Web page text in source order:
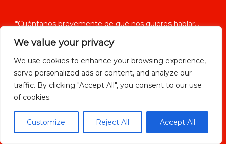
We value your privacy
We use cookies to enhance your browsing experience,
serve personalized ads or content, and analyze our
traffic. By clicking "Accept All", you consent to our use
of cookies.
Customize Reject All Accept All
He leido y acepto la política de privacidad
ENVIAR